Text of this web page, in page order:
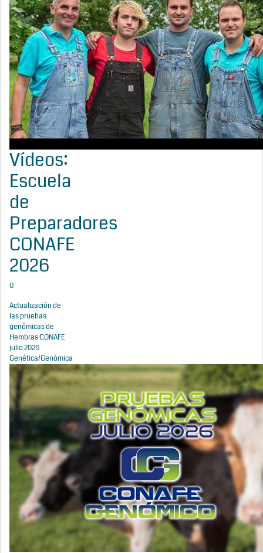
Vídeos:
Escuela
de
Preparadores
CONAFE
2026
0
Actualización de
las pruebas
genómicas de
Hembras CONAFE
julio 2026
Genética/Genómica